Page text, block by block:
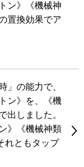
ン》《機械神
置換効果でア
」の能力で、
ン》を、《機
出しました。
》《機械神類
れともタップ